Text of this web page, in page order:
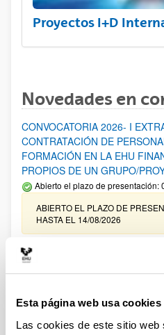
Esta página web usa cookies
Las cookies de este sitio
Proyectos I+D
Novedades en
CONVOCATORIA 2026- I
CONTRATACIÓN DE
FORMACIÓN EN LA EHU
PROPIOS DE UN GRUPO/
Abierto el plazo de presentación:
ABIERTO EL PLAZO DE
HASTA EL 14/08/2026
Ayudas para financiación de la
infraestructura científica y
Trámite abierto
25/03/2026: Corrección de
solicitudes admitidas y